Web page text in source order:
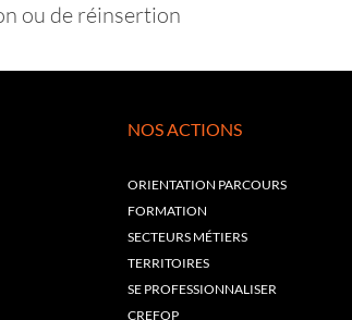
ou de réinsertion
NOS ACTIONS
ORIENTATION PARCOURS
FORMATION
SECTEURS MÉTIERS
TERRITOIRES
SE PROFESSIONNALISER
CREFOP